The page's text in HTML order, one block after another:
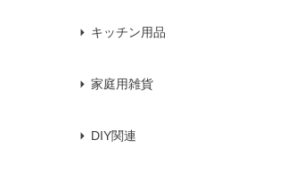
キッチン用品
家庭用雑貨
DIY関連